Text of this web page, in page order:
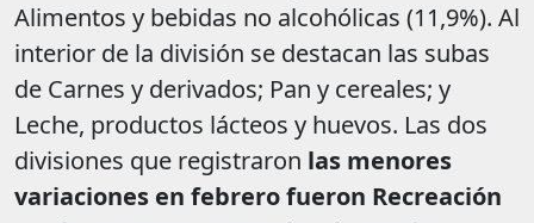
Alimentos y bebidas no alcohólicas (11,9%). Al
interior de la división se destacan las subas
de Carnes y derivados; Pan y cereales; y
Leche, productos lácteos y huevos. Las dos
divisiones que registraron las menores
variaciones en febrero fueron Recreación